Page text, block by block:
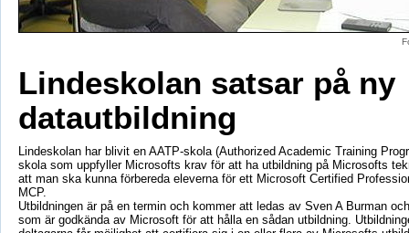
Lindeskolan satsar på ny
datautbildning
Lindeskolan har blivit en AATP-skola (Authorized Academic Training
skola som uppfyller Microsofts krav för att ha utbildning på Microsofts
att man ska kunna förbereda eleverna för ett Microsoft Certified
MCP.
Utbildningen är på en termin och kommer att ledas av Sven A Burman
som är godkända av Microsoft för att hålla en sådan utbildning.